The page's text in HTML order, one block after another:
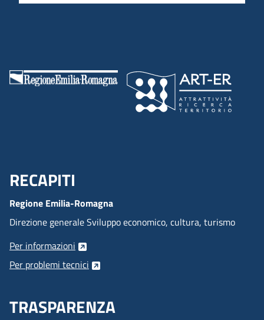
Menu Footer
RECAPITI
Regione Emilia-Romagna
Direzione generale Sviluppo economico, cultura, turismo
Per informazioni
Per problemi tecnici
TRASPARENZA